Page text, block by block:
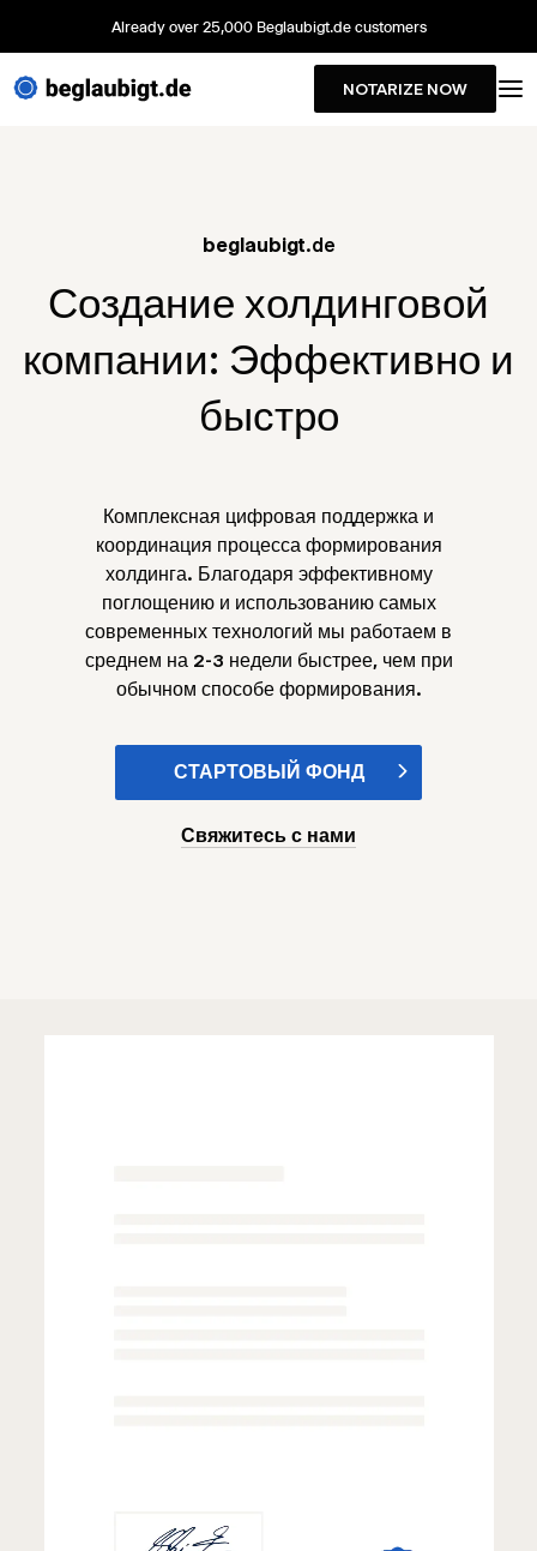
Already over 25,000 Beglaubigt.de customers
NOTARIZE NOW
beglaubigt.de
Создание холдинговой
компании: Эффективно и
быстро
Комплексная цифровая поддержка и
координация процесса формирования
холдинга. Благодаря эффективному
поглощению и использованию самых
современных технологий мы работаем в
среднем на 2-3 недели быстрее, чем при
обычном способе формирования.
СТАРТОВЫЙ ФОНД
Свяжитесь с нами